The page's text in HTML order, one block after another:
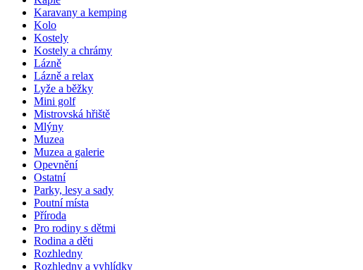
Karavany a kemping
Kolo
Kostely
Kostely a chrámy
Lázně
Lázně a relax
Lyže a běžky
Mini golf
Mistrovská hřiště
Mlýny
Muzea
Muzea a galerie
Opevnění
Ostatní
Parky, lesy a sady
Poutní místa
Příroda
Pro rodiny s dětmi
Rodina a děti
Rozhledny
Rozhledny a vyhlídky